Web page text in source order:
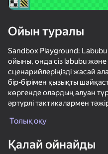
Пять Ночей С Фредди Плейграунд Песочница
Noob vs FNAF
Ойын туралы
Sandbox Playground:
ойыны, онда сіз labubu
сценарийлеріңізді жасай
бір-бірімен қызықты
көргенде олардың алуан
әртүрлі тактикалармен
қарулануы мүмкін.
әлемдеріңіз бен
Толық оқу
Қалай ойнайды